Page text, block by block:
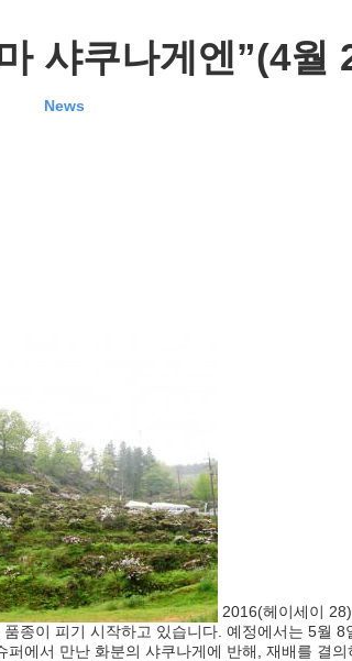
샤쿠나게엔”(4월
News
2016(헤이세이
종이 피기 시작하고 있습니다. 예정에서는 5월
에서 만난 화분의 샤쿠나게에 반해, 재배를 결